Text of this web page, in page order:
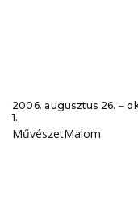
2006. augusztus 26. ‒
1.
MűvészetMalom